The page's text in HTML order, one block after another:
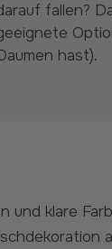
fallen?
hast).